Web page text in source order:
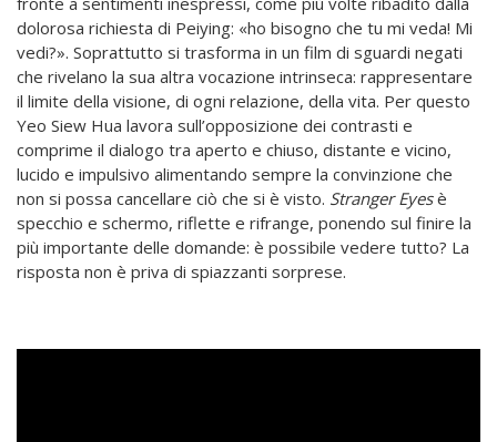
dolorosa richiesta di Peiying: «ho bisogno che tu mi veda! Mi
vedi?». Soprattutto si trasforma in un film di sguardi negati
che rivelano la sua altra vocazione intrinseca: rappresentare
il limite della visione, di ogni relazione, della vita. Per questo
Yeo Siew Hua lavora sull’opposizione dei contrasti e
comprime il dialogo tra aperto e chiuso, distante e vicino,
lucido e impulsivo alimentando sempre la convinzione che
non si possa cancellare ciò che si è visto. Stranger Eyesè
specchio e schermo, riflette e rifrange, ponendo sul finire la
più importante delle domande: è possibile vedere tutto? La
risposta non è priva di spiazzanti sorprese.